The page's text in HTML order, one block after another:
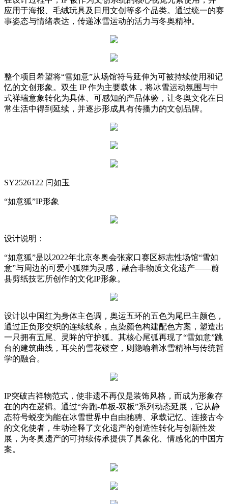
应用于海报、毛绒玩具及日用文创等多个品类。通过统一的赛
事姿态与情绪表达，传递冰雪运动的活力与冬奥精神。
整个项目希望将“雪如意”从场馆符号延伸为可被持续使用和记
忆的文创形象。双生 IP 作为主要载体，将冰雪运动氛围与中
式祥瑞意象转化为具体、可感知的产品体验，让冬奥文化在日
常生活中得到延续，并逐步形成具有传播力的文创品牌。
SY2526122 闫如玉
“如意狐”IP形象
设计说明：
“如意狐”是以2022年北京冬奥会张家口赛区标志性场馆“雪如
意”与周边的可爱小狐狸为灵感，融合非物质文化遗产——蔚
县剪纸技艺所创作的文化IP形象。
设计以中国红为身体主色调，奥运五环的五色为尾巴主颜色，
通过正负形交织的连续线条，点染颜色构建配色方案，塑造出
一只拥有五尾、灵眸的守护狐。其核心尾弧再现了“雪如意”跳
台的建筑曲线，耳尖的雪花镂空，则隐喻着冰雪精神与传统哲
学的融合。
IP突破吉祥物范式，使非遗不再仅是装饰风格，而成为形象存
在的内在逻辑。通过“奔跑-单板-双板”系列动态延展，它从静
态符号蜕变为能在冰雪世界中自由驰骋、承载记忆、连接古今
的文化使者，生动诠释了文化遗产的创造性转化与创新性发
展，为冬奥遗产的可持续传承提供了具象化、情感化的中国方
案。